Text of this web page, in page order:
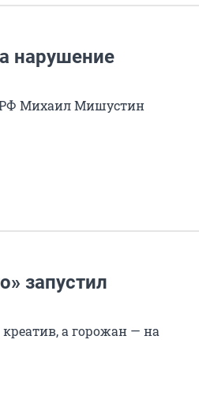
нарушение
РФ Михаил Мишустин
запустил
а горожан — на